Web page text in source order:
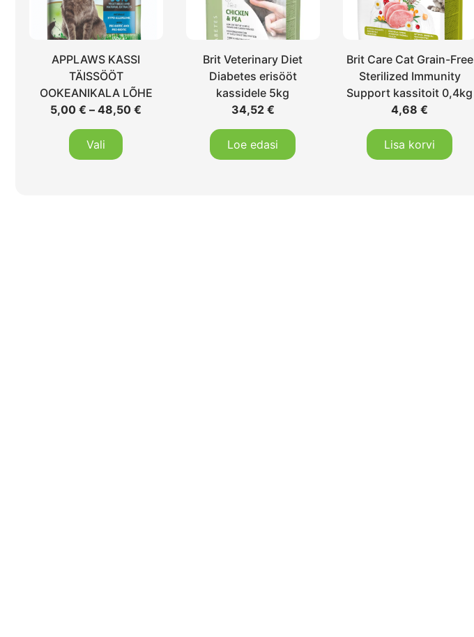
APPLAWS KASSI
TÄISSÖÖT
OOKEANIKALA LÕHE
5,00€ – 48,50€
Vali
Brit Veterinary Diet
Diabetes erisööt
kassidele 5kg
34,52 €
Loe edasi
Brit Care Cat Grain-Free
Sterilized Immunity
Support kassitoit 0,4kg
4,68€
Lisa korvi